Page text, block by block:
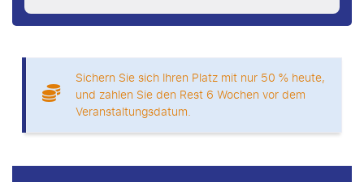
Sichern Sie sich Ihren Platz mit nur 50 % heute,
und zahlen Sie den Rest 6 Wochen vor dem
Veranstaltungsdatum.